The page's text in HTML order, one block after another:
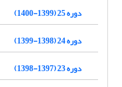
دوره 25 (1399-1400)
دوره 24 (1398-1399)
دوره 23 (1397-1398)